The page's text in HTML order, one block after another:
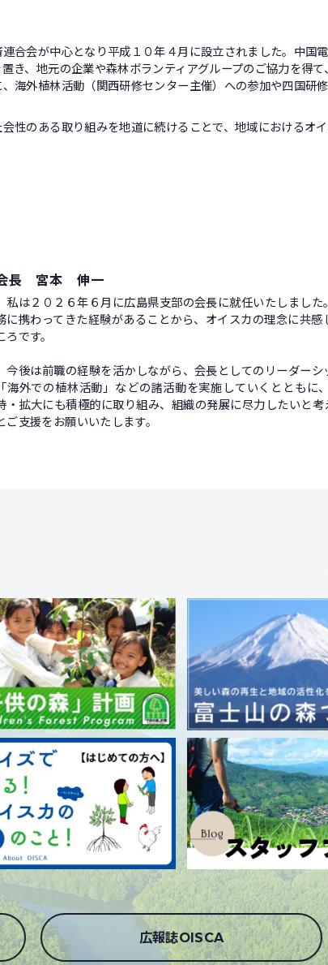
会が中心となり平成１０年４月に設立されました。中国
き、地元の企業や森林ボランティアグループのご協力を得
海外植林活動（関西研修センター主催）への参加や四国研
のある取り組みを地道に続けることで、地域におけるオ
長 宮本 伸一
は２０２６年６月に広島県支部の会長に就任いたしました
に携わってきた経験があることから、オイスカの理念に共
ろです。
後は前職の経験を活かしながら、会長としてのリーダーシ
海外での植林活動」などの諸活動を実施していくとともに
・拡大にも積極的に取り組み、組織の発展に尽力したいと
ご支援をお願いいたします。
広報誌OISCA